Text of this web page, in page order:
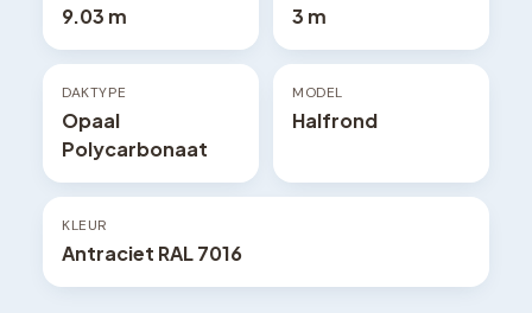
9.03 m 3 m
DAKTYPE
Opaal
Polycarbonaat
MODEL
Halfrond
KLEUR
Antraciet RAL 7016